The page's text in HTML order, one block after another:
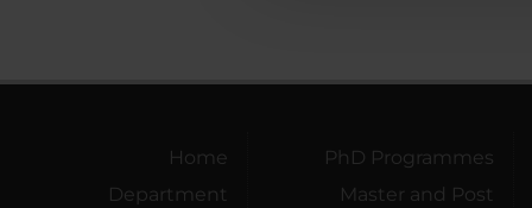
Home
Department
PhD Programmes
Master and Post